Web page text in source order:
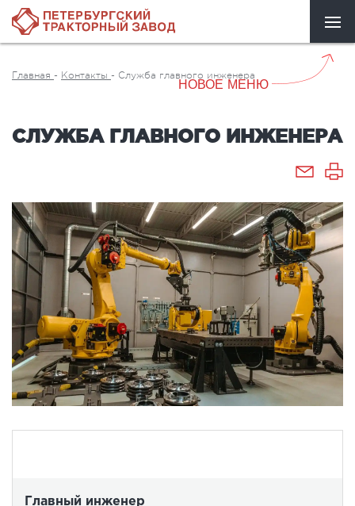
НОВОЕ МЕНЮ
Главная - Контакты - Служба главного инженера
СЛУЖБА ГЛАВНОГО ИНЖЕНЕРА
Главный инженер